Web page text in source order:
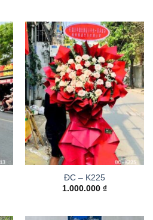
ĐC – K225
1.000.000 ₫